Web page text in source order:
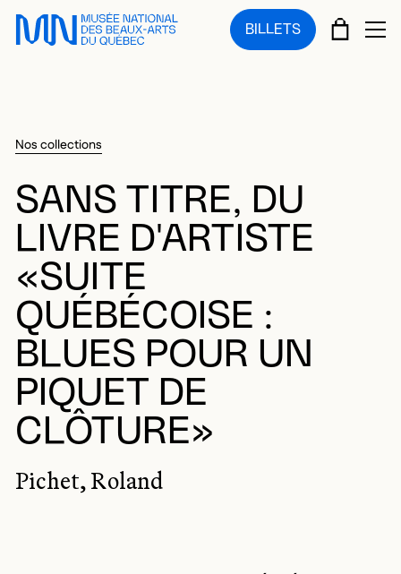
Sauter au menu principal
Sauter au contenu principal
Sauter au pied de page
BILLETS PANIER
Nos collections
SANS TITRE, DU
LIVRE D'ARTISTE
«SUITE
QUÉBÉCOISE :
BLUES POUR UN
PIQUET DE
CLÔTURE»
Pichet, Roland